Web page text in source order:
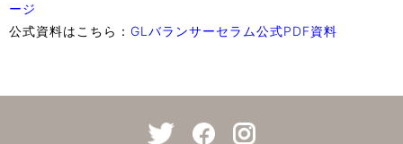
ージ
公式資料はこちら： GLバランサーセラム公式PDF資料